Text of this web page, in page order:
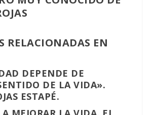
RELACIONADAS EN
DEPENDE DE
DE LA VIDA».
ESTAPÉ.